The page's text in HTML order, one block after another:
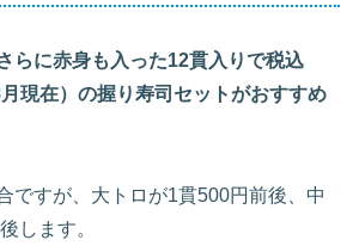
らに赤身も入った12貫入りで税込
現在）の握り寿司セットがおすすめ
ですが、大トロが1貫500円前後、中
します。